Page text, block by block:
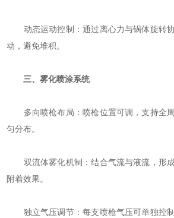
动态运动控制‌：通过离心力与锅体旋转
动，避免堆积。
三、雾化喷涂系统
多向喷枪布局‌：喷枪位置可调，支持全
匀分布。
双流体雾化机制‌：结合气流与液流，形
附着效果。
独立气压调节‌：每支喷枪气压可单独控